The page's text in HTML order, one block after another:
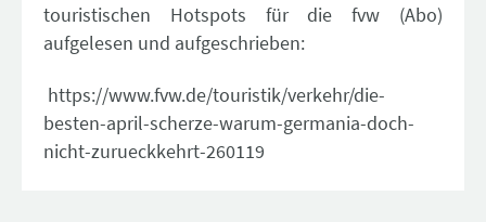
touristischen Hotspots für die fvw (Abo)
aufgelesen und aufgeschrieben:
https://www.fvw.de/touristik/verkehr/die-
besten-april-scherze-warum-germania-doch-
nicht-zurueckkehrt-260119